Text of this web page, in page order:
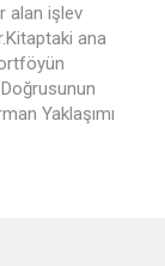
alan işlev
ana
Yaklaşımı